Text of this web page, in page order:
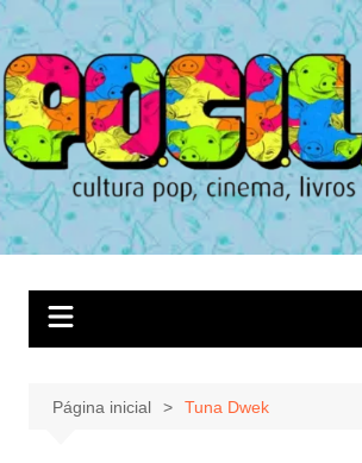
Ir
para
o
conteúdo
Página inicial Tuna Dwek